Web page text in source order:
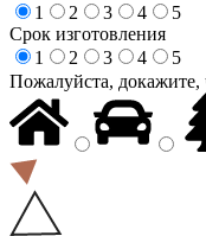
1
2 3 4
5
Срок изготовления
1
2 3 4
5
Пожалуйста, докажите,